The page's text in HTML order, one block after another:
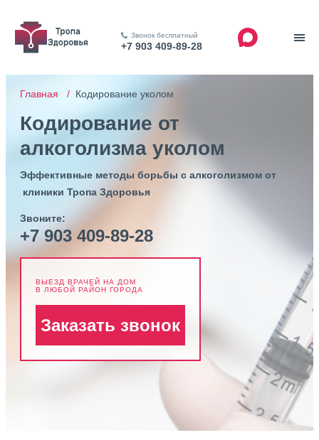
Звонок бесплатный
+7 903 409-89-28
Главная / Кодирование уколом
Кодирование от
алкоголизма уколом
Эффективные методы борьбы с алкоголизмом от
клиники Тропа Здоровья
Звоните:
+7 903 409-89-28
ВЫЕЗД ВРАЧЕЙ НА ДОМ
В ЛЮБОЙ РАЙОН ГОРОДА
Заказать звонок